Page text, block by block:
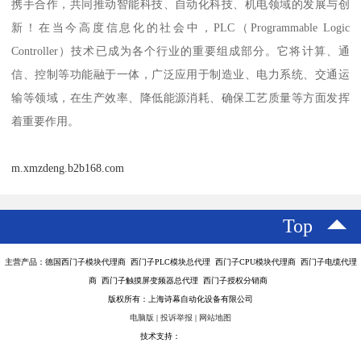
携手合作，共同推动智能科技、自动化科技、机电领域的发展与创
新！在当今高度信息化的社会中，PLC（Programmable Logic
Controller）技术已成为各个行业的重要组成部分。它将计算、通
信、控制等功能融于一体，广泛应用于制造业、电力系统、交通运
输等领域，在生产效率、降低能源消耗、确保工艺质量等方面发挥
着重要作用。
m.xmzdeng.b2b168.com
Top
主营产品：德国西门子模块代理商 西门子PLC模块总代理 西门子CPU模块代理商 西门子电缆代理
商 西门子触摸屏变频器总代理 西门子授权分销商
版权所有：上海诗幕自动化设备有限公司
电脑版 | 投诉举报 | 网站地图
技术支持：